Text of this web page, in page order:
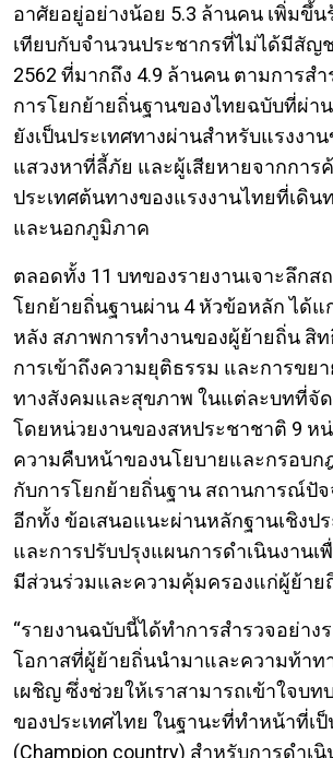
อาศัยอยู่อย่างน้อย 5.3 ล้านคน เพิ่มขึ้น
เทียบกับจำนวนประชากรที่ไม่ได้มีสัญ
2562 ที่มากถึง 4.9 ล้านคน ตามการส
การโยกย้ายถิ่นฐานของไทยฉบับที่ผ่า
ยังเป็นประเทศทางผ่านสำหรับแรงงา
แสวงหาที่ลี้ภัย และผู้เสียหายจากการ
ประเทศต้นทางของแรงงานไทยที่เดิน
และนอกภูมิภาค
ตลอดทั้ง 11 บทของรายงานเจาะลึกส
โยกย้ายถิ่นฐานผ่าน 4 หัวข้อหลัก ได้แ
หลัง สภาพการทำงานของผู้ย้ายถิ่น สิ
การเข้าถึงความยุติธรรม และการขย
ทางสังคมและสุขภาพ ในแต่ละบทที่จั
โดยหน่วยงานของสหประชาชาติ 9 ห
ความคืบหน้าของนโยบายและกรอบก
กับการโยกย้ายถิ่นฐาน สถานการณ์ปั
อีกทั้ง ข้อเสนอแนะผ่านหลักฐานเชิงป
และการปรับปรุงแผนการดำเนินงานเ
มีส่วนร่วมและความคุ้มครองแก่ผู้ย้า
“รายงานฉบับนี้ได้ทำการสำรวจอย่าง
โอกาสที่ผู้ย้ายถิ่นนำมาและความท้าท
เผชิญ ซึ่งช่วยให้เราสามารถเข้าใจบ
ของประเทศไทย ในฐานะที่ทำหน้าที่เ
(Champion country) สำหรับการดำเ